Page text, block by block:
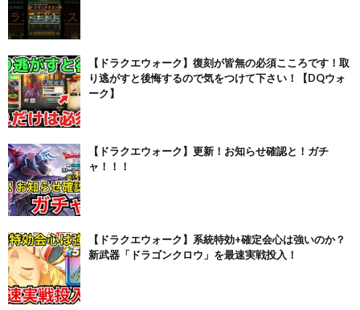
【ドラクエウォーク】復刻が皆無の必須こころです！取
り逃がすと後悔するので気をつけて下さい！【DQウォ
ーク】
【ドラクエウォーク】更新！お知らせ確認と！ガチ
ャ！！！
【ドラクエウォーク】系統特効+確定会心は強いのか？
新武器「ドラゴンクロウ」を最速実戦投入！